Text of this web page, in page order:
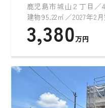
鹿児島市城山２丁目／
建物95.22㎡／2027年2
3,380万円